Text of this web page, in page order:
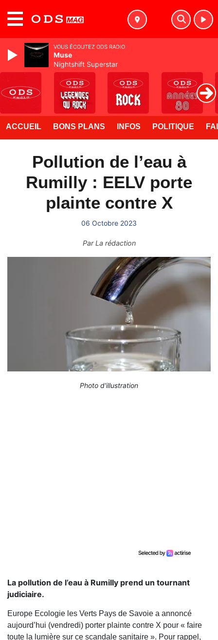
ACCUEIL BONS PLANS INFOS POLITIQUE
Pollution de l’eau à
Rumilly : EELV porte
plainte contre X
06 Octobre 2023
ParLa rédaction
Photo d'illustration
La pollution de l’eau à Rumilly prend un tournant
judiciaire.
Europe Ecologie les Verts Pays de Savoie a annoncé
aujourd’hui (vendredi) porter plainte contre X pour « faire
toute la lumière sur ce scandale sanitaire ». Pour rappel,
VOUS ÉCOUTEZ ODS RADIO
Muse
Nightshift Superstar